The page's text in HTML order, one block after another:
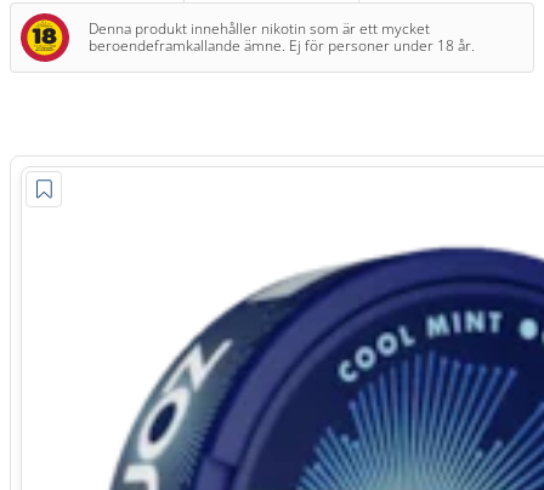
Denna produkt innehåller nikotin som är ett mycket
beroendeframkallande ämne. Ej för personer under 18 år.